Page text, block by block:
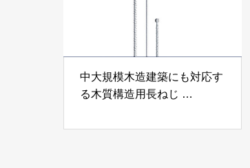
中大規模木造建築にも対応す
る木質構造用長ねじ
ス」 株式会社カナイ